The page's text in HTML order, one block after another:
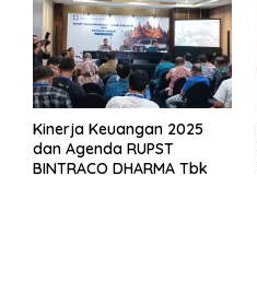
Kinerja Keuangan 2025
dan Agenda RUPST
BINTRACO DHARMA Tbk